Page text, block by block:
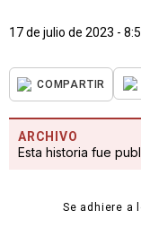
17 de julio de 2023 -
COMPARTIR
ARCHIVO
Esta historia fue
Se adhiere a